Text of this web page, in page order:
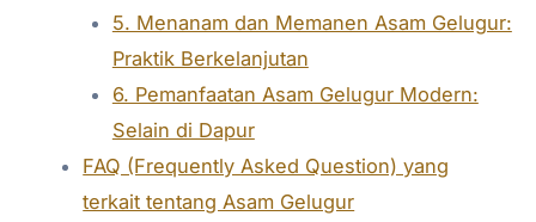
5. Menanam dan Memanen Asam Gelugur:
Praktik Berkelanjutan
6. Pemanfaatan Asam Gelugur Modern:
Selain di Dapur
FAQ (Frequently Asked Question) yang
terkait tentang Asam Gelugur